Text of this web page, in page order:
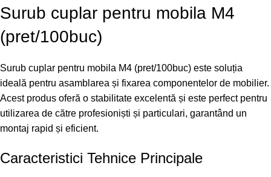
Surub cuplar pentru mobila M4
(pret/100buc)
Surub cuplar pentru mobila M4 (pret/100buc) este soluția
ideală pentru asamblarea și fixarea componentelor de mobilier.
Acest produs oferă o stabilitate excelentă și este perfect pentru
utilizarea de către profesioniști și particulari, garantând un
montaj rapid și eficient.
Caracteristici Tehnice Principale